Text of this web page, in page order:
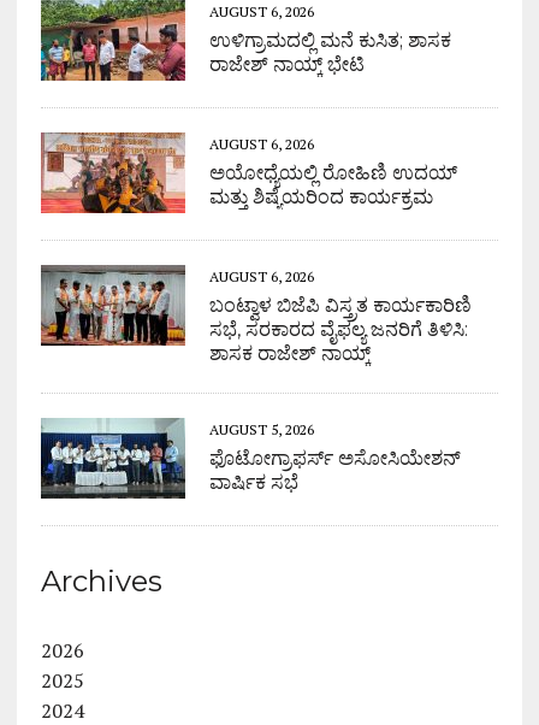
AUGUST 6, 2026
ಉಳಿಗ್ರಾಮದಲ್ಲಿ ಮನೆ ಕುಸಿತ; ಶಾಸಕ
ರಾಜೇಶ್ ನಾಯ್ಕ್ ಭೇಟಿ
AUGUST 6, 2026
ಅಯೋಧ್ಯೆಯಲ್ಲಿ ರೋಹಿಣಿ ಉದಯ್
ಮತ್ತು ಶಿಷ್ಯೆಯರಿಂದ ಕಾರ್ಯಕ್ರಮ
AUGUST 6, 2026
ಬಂಟ್ವಾಳ ಬಿಜೆಪಿ ವಿಸ್ತ್ರತ ಕಾರ್ಯಕಾರಿಣಿ
ಸಭೆ, ಸರಕಾರದ ವೈಫಲ್ಯ ಜನರಿಗೆ ತಿಳಿಸಿ:
ಶಾಸಕ ರಾಜೇಶ್ ನಾಯ್ಕ್
AUGUST 5, 2026
ಫೊಟೋಗ್ರಾಫರ್ಸ್ ಅಸೋಸಿಯೇಶನ್
ವಾರ್ಷಿಕ ಸಭೆ
Archives
2026
2025
2024